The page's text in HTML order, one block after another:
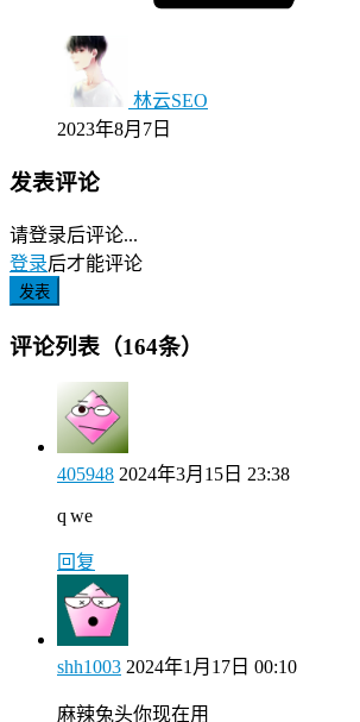
林云SEO
2023年8月7日
发表评论
请登录后评论...
登录后才能评论
发表
评论列表（164条）
405948 2024年3月15日 23:38
q we
回复
shh1003 2024年1月17日 00:10
麻辣兔头你现在用